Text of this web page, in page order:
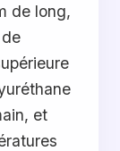
de long,
et